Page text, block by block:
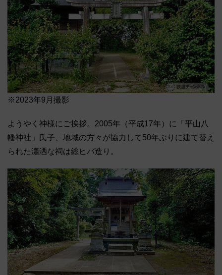
※2023年9月撮影
ようやく神様にご挨拶。2005年（平成17年）に「平山八
幡神社」氏子、地域の方々が協力して50年ぶりに建て替え
られた瀟洒な祠は総ヒバ造り。